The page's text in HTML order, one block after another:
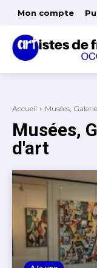
Mon compte
Accueil Musées,
Musées,
d'art